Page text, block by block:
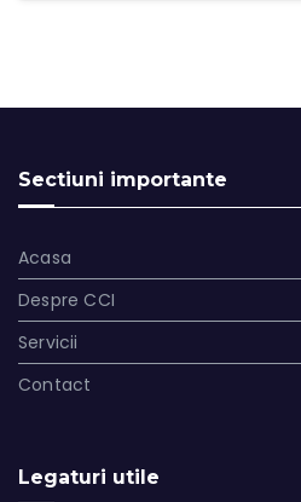
Sectiuni importante
Acasa
Despre CCI
Servicii
Contact
Legaturi utile